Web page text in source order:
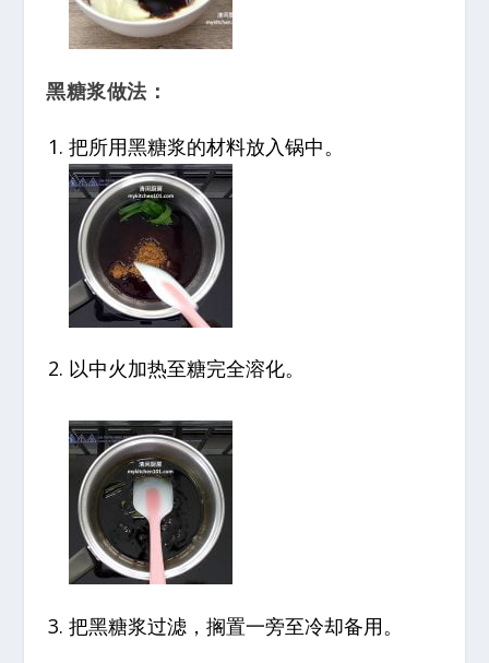
黑糖浆做法：
把所用黑糖浆的材料放入锅中。
以中火加热至糖完全溶化。
把黑糖浆过滤，搁置一旁至冷却备用。